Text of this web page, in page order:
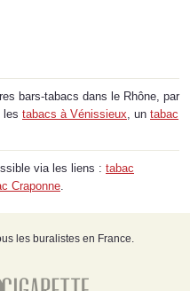
bars-tabacs dans le Rhône, par
les tabacs à Vénissieux, un tabac
via les liens : tabac
Craponne.
les buralistes en France.